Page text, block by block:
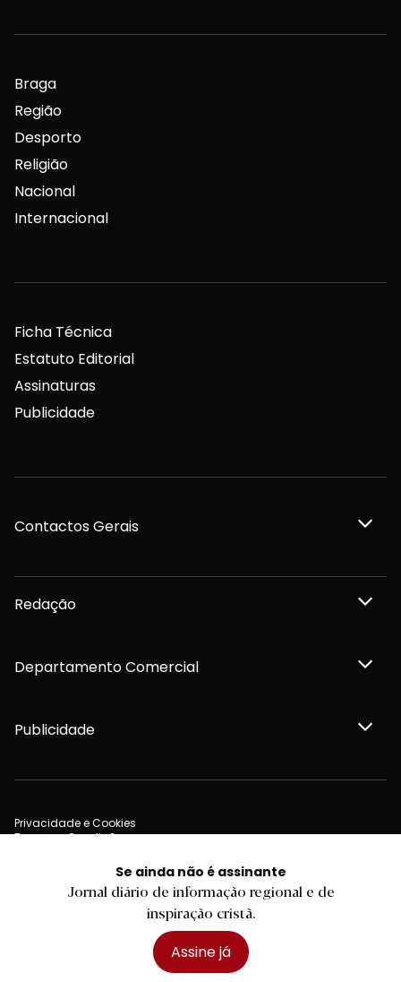
Se ainda não é assinante
Jornal diário de informação regional e de
inspiração cristã.
Assine já
Braga
Região
Desporto
Religião
Nacional
Internacional
Ficha Técnica
Estatuto Editorial
Assinaturas
Publicidade
Contactos Gerais
Redação
Departamento Comercial
Publicidade
Privacidade e Cookies
Termos e Condições
Política de Confidencialidade
for tomorrow byLKCOM
2026 Diário do Minho, Lda. © Todos os direitos reservados